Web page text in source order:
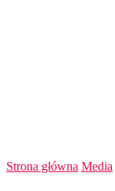
Strona główna Media